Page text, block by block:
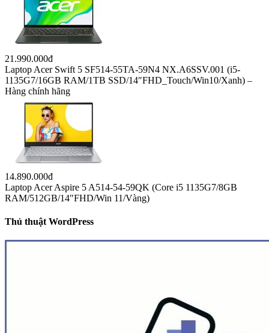
21.990.000đ
Laptop Acer Swift 5 SF514-55TA-59N4 NX.A6SSV.001 (i5-
1135G7/16GB RAM/1TB SSD/14″FHD_Touch/Win10/Xanh) –
Hàng chính hãng
14.890.000đ
Laptop Acer Aspire 5 A514-54-59QK (Core i5 1135G7/8GB
RAM/512GB/14″FHD/Win 11/Vàng)
Thủ thuật WordPress